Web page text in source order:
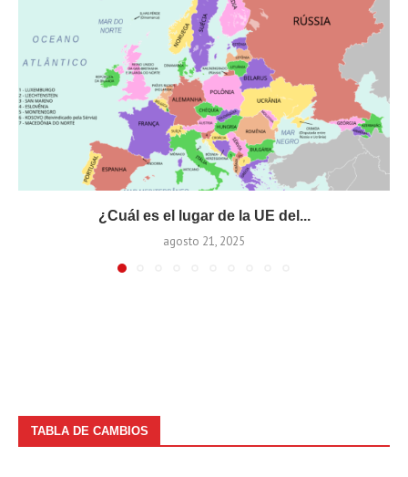
¿Cuál es el lugar de la UE del...
agosto 21, 2025
TABLA DE CAMBIOS